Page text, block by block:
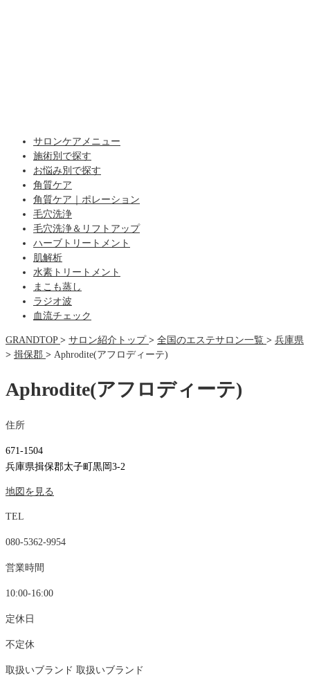
サロンケアメニュー
施術別で探す
お悩み別で探す
角質ケア
角質ケア｜ポレーション
毛穴洗浄
毛穴洗浄＆リフトアップ
ハーブトリートメント
肌解析
水素トリートメント
まこも蒸し
ラジオ波
血流チェック
GRANDTOP > サロン紹介トップ > 全国のエステサロン一覧 > 兵庫県
> 揖保郡 > Aphrodite(アフロディーテ)
Aphrodite(アフロディーテ)
住所
671-1504
兵庫県揖保郡太子町黒岡3-2
地図を見る
TEL
080-5362-9954
営業時間
10:00-16:00
定休日
不定休
取扱いブランド 取扱いブランド